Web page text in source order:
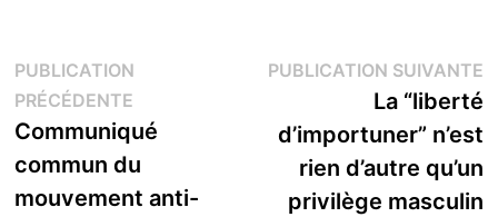
Navigation
de
l’article
PUBLICATION
PRÉCÉDENTEPublication
précédente :
Communiqué
commun du
mouvement anti-
PUBLICATION SUIVANTE
La “liberté
d’importuner” n’est
rien d’autre qu’un
privilège masculin